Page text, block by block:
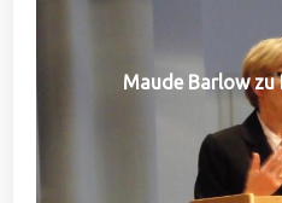
Maude Barlow zu